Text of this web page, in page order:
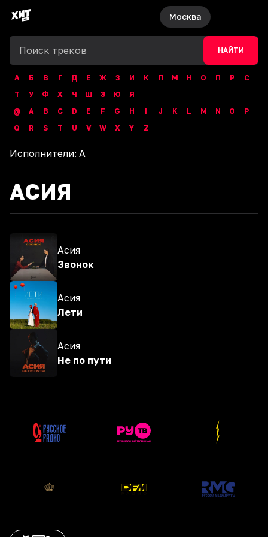
Москва
НАЙТИ
А Б В Г Д Е Ж З И К Л М Н О П Р
С
Т
У Ф Х Ч Ш Э Ю
Я
@
A B C D E F G H I J K L M N O
P
Q
R S T U V W X Y Z
Исполнители: А
АСИЯ
Асия
Звонок
Асия
Лети
Асия
Не по пути